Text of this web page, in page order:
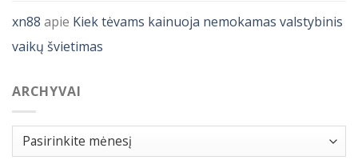
xn88 apie Kiek tėvams kainuoja nemokamas valstybinis
vaikų švietimas
ARCHYVAI
Archyvai